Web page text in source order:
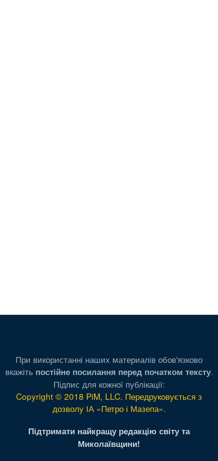
При використанні наших материалів обов'язково
вкажіть постійне посилання перед початком тексту.
Підпис для кожної публікації:
Copyright © 2018 PiM, LLC. Передруковується з
дозволу ІА «Петро і Мазепа».
Підтримати найкращу редакцію світу та
Миколаївщини!